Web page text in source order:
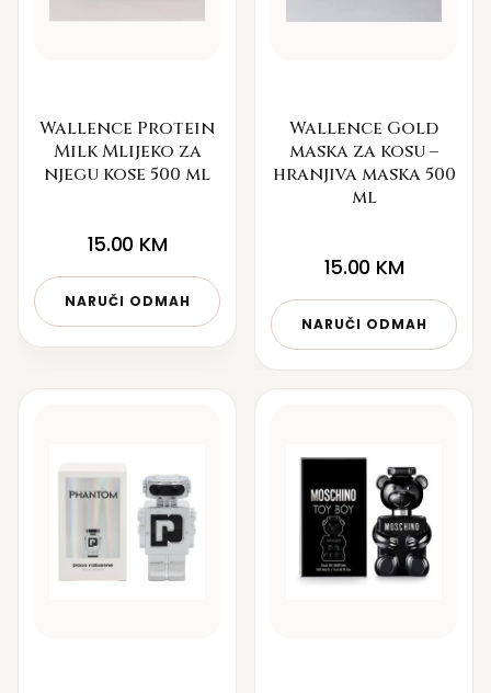
Wallence Protein
Milk Mlijeko za
njegu kose 500 ml
15.00 KM
NARUČI ODMAH
Wallence Gold
maska za kosu –
hranjiva maska 500
ml
15.00 KM
NARUČI ODMAH